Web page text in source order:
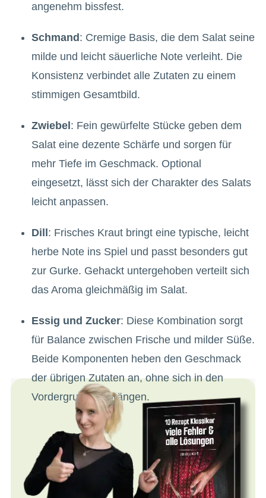
angenehm bissfest.
Schmand: Cremige Basis, die dem Salat seine
milde und leicht säuerliche Note verleiht. Die
Konsistenz verbindet alle Zutaten zu einem
stimmigen Gesamtbild.
Zwiebel: Fein gewürfelte Stücke geben dem
Salat eine dezente Schärfe und sorgen für
mehr Tiefe im Geschmack. Optional
eingesetzt, lässt sich der Charakter des Salats
leicht anpassen.
Dill: Frisches Kraut bringt eine typische, leicht
herbe Note ins Spiel und passt besonders gut
zur Gurke. Gehackt untergehoben verteilt sich
das Aroma gleichmäßig im Salat.
Essig und Zucker: Diese Kombination sorgt
für Balance zwischen Frische und milder Süße.
Beide Komponenten heben den Geschmack
der übrigen Zutaten an, ohne sich in den
Vordergrund zu drängen.